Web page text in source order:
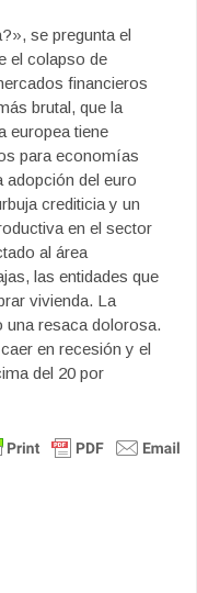
se pregunta el
el colapso de
financieros
brutal, que la
europea tiene
para economías
adopción del euro
crediticia y un
en el sector
al área
las entidades que
vivienda. La
una resaca dolorosa.
en recesión y el
del 20 por